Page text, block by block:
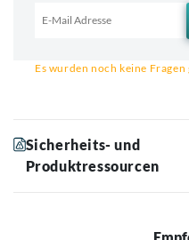
Es wurden noch keine Fragen
Sicherheits- und
Produktressourcen